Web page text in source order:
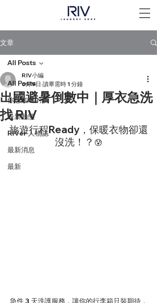
文章
All Posts
你想知道的事
最新動態
RIVer 人物誌
最新消息
最新
All Posts
出國避暑倒數中｜厚衣急洗
找 RIV
RIV小編
6月9日 讀畢需時 1 分鐘
旅遊行程Ready，保暖衣物卻還
沒洗！？ 😰
急件 3 天洗護服務，讓你的行李箱只裝期待，